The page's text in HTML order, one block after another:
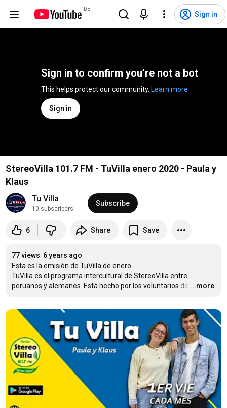
DE
Sign in
Sign in to confirm you’re not a bot
Learn more
Sign in
StereoVilla 101.7 FM - TuVilla enero 2020 - Paula y
Klaus
Tu Villa
10 subscribers
Subscribe
6 Share Save
77 views 6 years ago
Esta es la emisión de TuVilla de enero.
TuVilla es el programa intercultural de StereoVilla entre
peruanos y alemanes. Está hecho por los voluntarios de …
...more